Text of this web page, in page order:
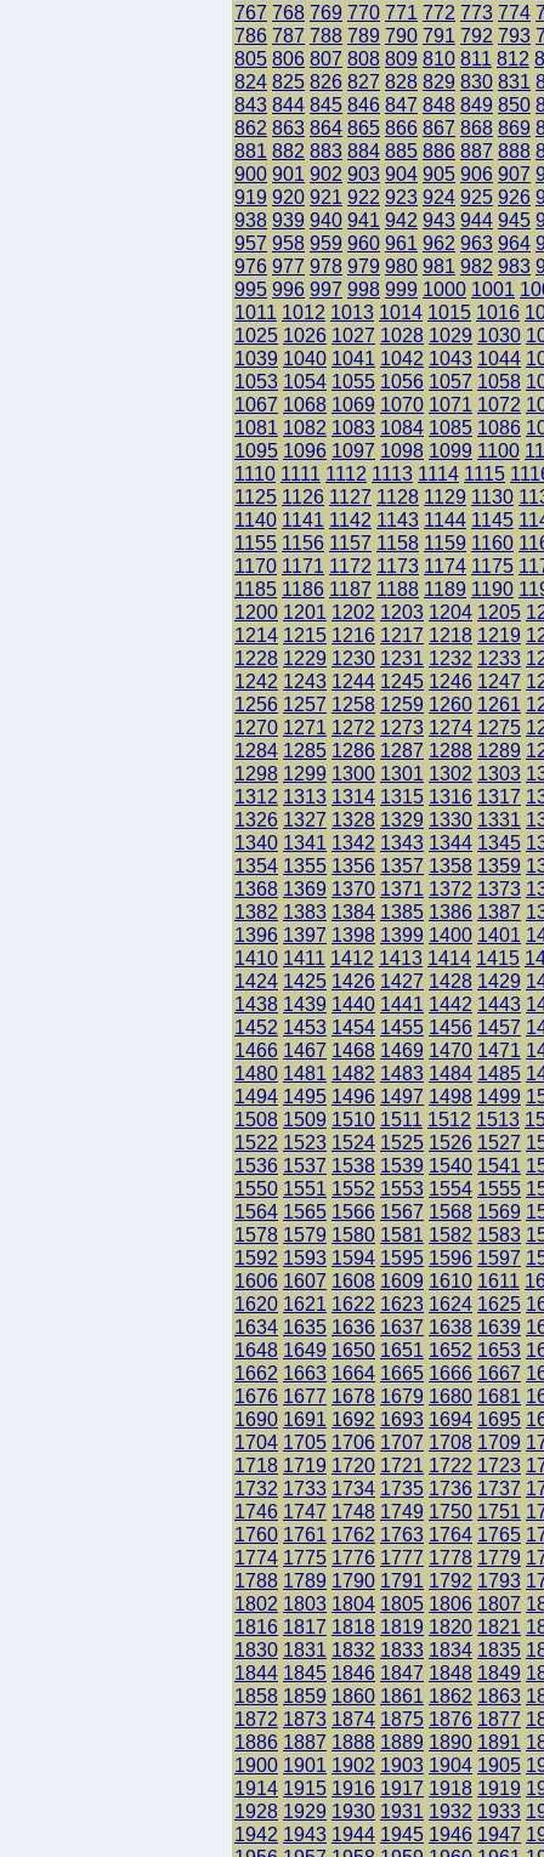
767 768 769 770 771 772 773 774
786 787 788 789 790 791 792 793
805 806 807 808 809 810 811 812
824 825 826 827 828 829 830 831
843 844 845 846 847 848 849 850
862 863 864 865 866 867 868 869
881 882 883 884 885 886 887 888
900 901 902 903 904 905 906 907
919 920 921 922 923 924 925 926
938 939 940 941 942 943 944 945
957 958 959 960 961 962 963 964
976 977 978 979 980 981 982 983
995 996 997 998 999 1000 1001
1011 1012 1013 1014 1015 1016
1025 1026 1027 1028 1029 1030
1039 1040 1041 1042 1043 1044
1053 1054 1055 1056 1057 1058
1067 1068 1069 1070 1071 1072
1081 1082 1083 1084 1085 1086
1095 1096 1097 1098 1099 1100
1110 1111 1112 1113 1114 1115
1125 1126 1127 1128 1129 1130
1140 1141 1142 1143 1144 1145
1155 1156 1157 1158 1159 1160
1170 1171 1172 1173 1174 1175
1185 1186 1187 1188 1189 1190
1200 1201 1202 1203 1204 1205
1214 1215 1216 1217 1218 1219
1228 1229 1230 1231 1232 1233
1242 1243 1244 1245 1246 1247
1256 1257 1258 1259 1260 1261
1270 1271 1272 1273 1274 1275
1284 1285 1286 1287 1288 1289
1298 1299 1300 1301 1302 1303
1312 1313 1314 1315 1316 1317
1326 1327 1328 1329 1330 1331
1340 1341 1342 1343 1344 1345
1354 1355 1356 1357 1358 1359
1368 1369 1370 1371 1372 1373
1382 1383 1384 1385 1386 1387
1396 1397 1398 1399 1400 1401
1410 1411 1412 1413 1414 1415
1424 1425 1426 1427 1428 1429
1438 1439 1440 1441 1442 1443
1452 1453 1454 1455 1456 1457
1466 1467 1468 1469 1470 1471
1480 1481 1482 1483 1484 1485
1494 1495 1496 1497 1498 1499
1508 1509 1510 1511 1512 1513
1522 1523 1524 1525 1526 1527
1536 1537 1538 1539 1540 1541
1550 1551 1552 1553 1554 1555
1564 1565 1566 1567 1568 1569
1578 1579 1580 1581 1582 1583
1592 1593 1594 1595 1596 1597
1606 1607 1608 1609 1610 1611
1620 1621 1622 1623 1624 1625
1634 1635 1636 1637 1638 1639
1648 1649 1650 1651 1652 1653
1662 1663 1664 1665 1666 1667
1676 1677 1678 1679 1680 1681
1690 1691 1692 1693 1694 1695
1704 1705 1706 1707 1708 1709
1718 1719 1720 1721 1722 1723
1732 1733 1734 1735 1736 1737
1746 1747 1748 1749 1750 1751
1760 1761 1762 1763 1764 1765
1774 1775 1776 1777 1778 1779
1788 1789 1790 1791 1792 1793
1802 1803 1804 1805 1806 1807
1816 1817 1818 1819 1820 1821
1830 1831 1832 1833 1834 1835
1844 1845 1846 1847 1848 1849
1858 1859 1860 1861 1862 1863
1872 1873 1874 1875 1876 1877
1886 1887 1888 1889 1890 1891
1900 1901 1902 1903 1904 1905
1914 1915 1916 1917 1918 1919
1928 1929 1930 1931 1932 1933
1942 1943 1944 1945 1946 1947